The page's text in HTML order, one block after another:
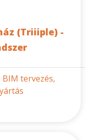
(Triiiple) -
tervezés,